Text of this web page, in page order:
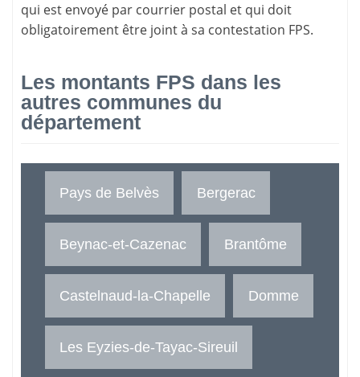
qui est envoyé par courrier postal et qui doit
obligatoirement être joint à sa contestation FPS.
Les montants FPS dans les
autres communes du
département
Pays de Belvès Bergerac
Beynac-et-Cazenac Brantôme
Castelnaud-la-Chapelle Domme
Les Eyzies-de-Tayac-Sireuil